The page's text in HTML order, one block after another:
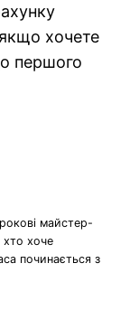
хочете
першого
майстер-
хто хоче
починається з